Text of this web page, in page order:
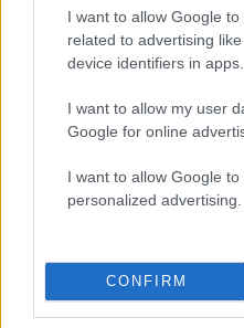
I want to allow Google
related to advertising
device identifiers in apps.
I want to allow my user
Google for online
I want to allow Google to
personalized advertising.
CONFIRM
Αν τα χάσατε